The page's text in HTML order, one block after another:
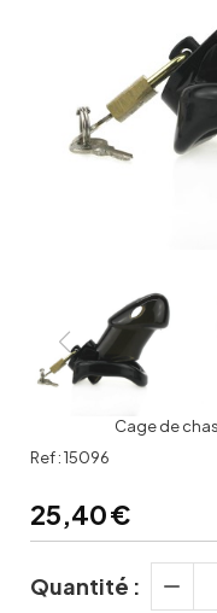
Cage de
Ref :15096
25,40€
Quantité :